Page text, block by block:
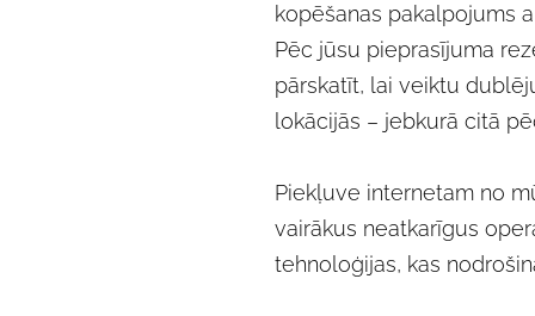
kopēšanas pakalpojums
Pēc jūsu pieprasījuma
pārskatīt, lai veiktu
lokācijās – jebkurā citā
Piekļuve internetam no
vairākus neatkarīgus
tehnoloģijas, kas